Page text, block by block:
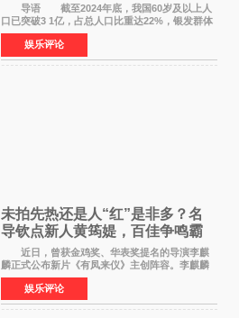
师重磅入驻领航银龄琴声
导语 截至2024年底，我国60岁及以上人
口已突破3 1亿，占总人口比重达22%，银发群体
的精神文化需求日益凸显。2024年1月，国务院办
公厅印发《关于发展银发经济增进老年人福祉的
意见》——这是
娱乐评论
未拍先热还是人“红”是非多？名
导钦点新人黄筠媞，百佳争鸣霸
气回应
近日，曾获金鸡奖、华表奖提名的导演李麒
麟正式公布新片《有凤来仪》主创阵容。李麒麟
早年凭电影《华容道》获得金鸡奖、华表奖提
名，此后长期参与国内外电影制作，其担任制片
人参与的作品亦曾
娱乐评论